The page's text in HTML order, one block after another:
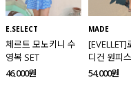
E.SELECT
체르트 모노키니 수
영복 SET
46,000원
MADE
[EVELLET]로
디건 원피스
SET
54,000원